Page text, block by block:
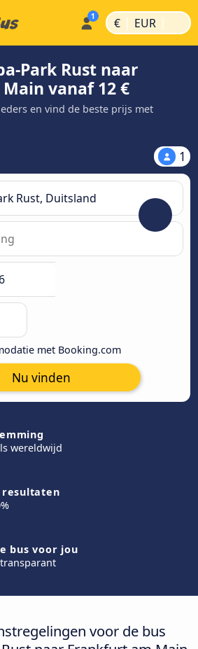
€ | EUR |
Park Rust naar
vanaf 12 €
en vind de beste prijs met
1
met Booking.com
Nu vinden
wereldwijd
bus voor jou
voor de bus